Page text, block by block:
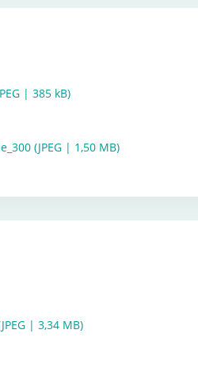
| 385 kB)
(JPEG | 1,50 MB)
| 3,34 MB)